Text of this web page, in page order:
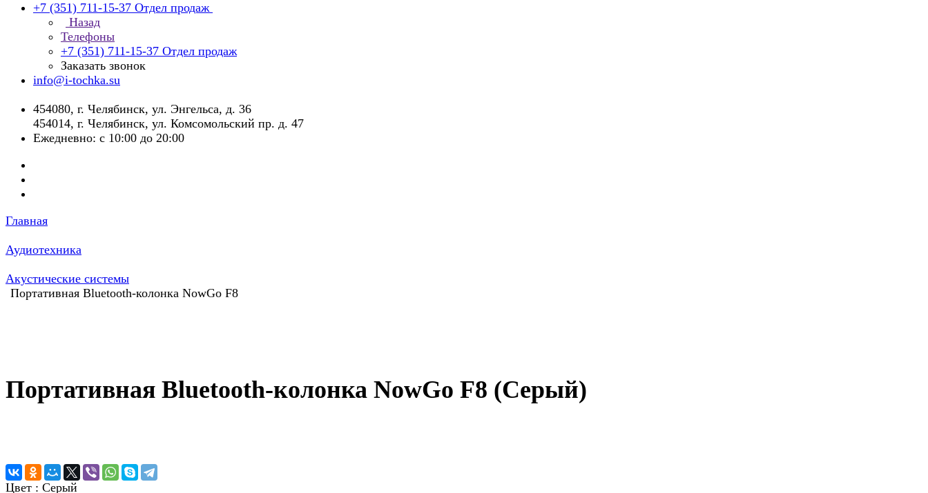
+7 (351) 711-15-37 Отдел продаж
Назад
Телефоны
+7 (351) 711-15-37 Отдел продаж
Заказать звонок
info@i-tochka.su
​454080, г. Челябинск, ул. Энгельса, д. 36
454014, г. Челябинск, ул. Комсомольский пр. д. 47
Ежедневно: с 10:00 до 20:00
Главная
Аудиотехника
Акустические системы
Портативная Bluetooth-колонка NowGo F8
Портативная Bluetooth-колонка NowGo F8 (Серый)
Цвет : Серый